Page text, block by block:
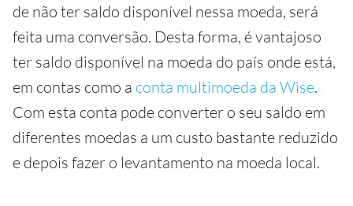
de não ter saldo disponível nessa moeda, será
feita uma conversão. Desta forma, é vantajoso
ter saldo disponível na moeda do país onde está,
em contas como a conta multimoeda da Wise.
Com esta conta pode converter o seu saldo em
diferentes moedas a um custo bastante reduzido
e depois fazer o levantamento na moeda local.